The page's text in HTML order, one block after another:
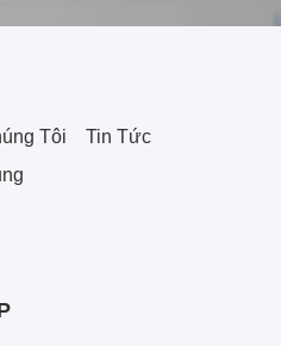
Tôi
Tin Tức